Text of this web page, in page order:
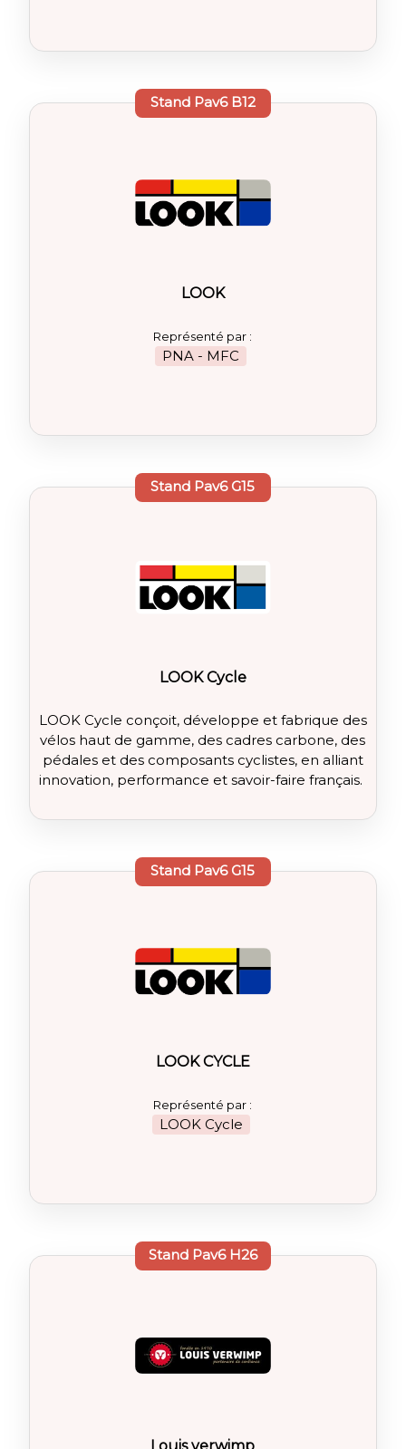
StandPav6 B12
LOOK
Représenté par :
PNA - MFC
Stand Pav6 G15
LOOK Cycle
LOOK Cycle conçoit, développe et fabrique des
vélos haut de gamme, des cadres carbone, des
pédales et des composants cyclistes, en alliant
innovation, performance et savoir-faire français.
Stand Pav6 G15
LOOK CYCLE
Représenté par :
LOOK Cycle
StandPav6 H26